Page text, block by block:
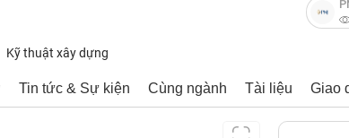
Kỹ thuật xây dựng
Tin tức & Sự kiện Cùng ngành Tài liệu Giao